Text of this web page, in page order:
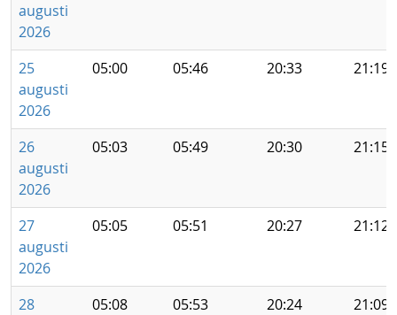
augusti
2026
25
augusti
2026
05:00 05:46 20:33 21:19
26
augusti
2026
05:03 05:49 20:30 21:15
27
augusti
2026
05:05 05:51 20:27 21:12
28
05:08 05:53 20:24 21:09